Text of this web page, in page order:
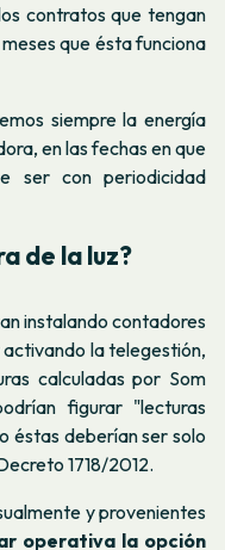
contratos que tengan
que ésta funciona
siempre la energía
en las fechas en que
ser con periodicidad
de la luz?
instalando contadores
la telegestión,
calculadas por Som
figurar "lecturas
éstas deberían ser solo
1718/2012.
y provenientes
operativa la opción